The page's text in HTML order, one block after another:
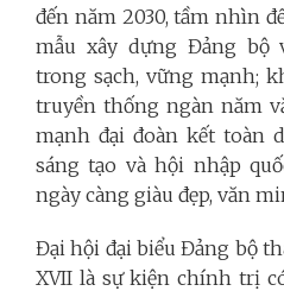
đến năm 2030, tầm nhìn
mẫu xây dựng Đảng
trong sạch, vững mạnh;
truyền thống ngàn năm
mạnh đại đoàn kết toàn
sáng tạo và hội nhập
ngày càng giàu đẹp, văn
Đại hội đại biểu Đảng bộ
XVII là sự kiện chính trị